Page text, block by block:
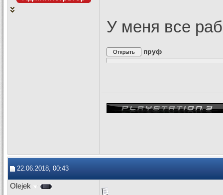
У меня все
пруф
22.06.2018, 00:43
Olejek